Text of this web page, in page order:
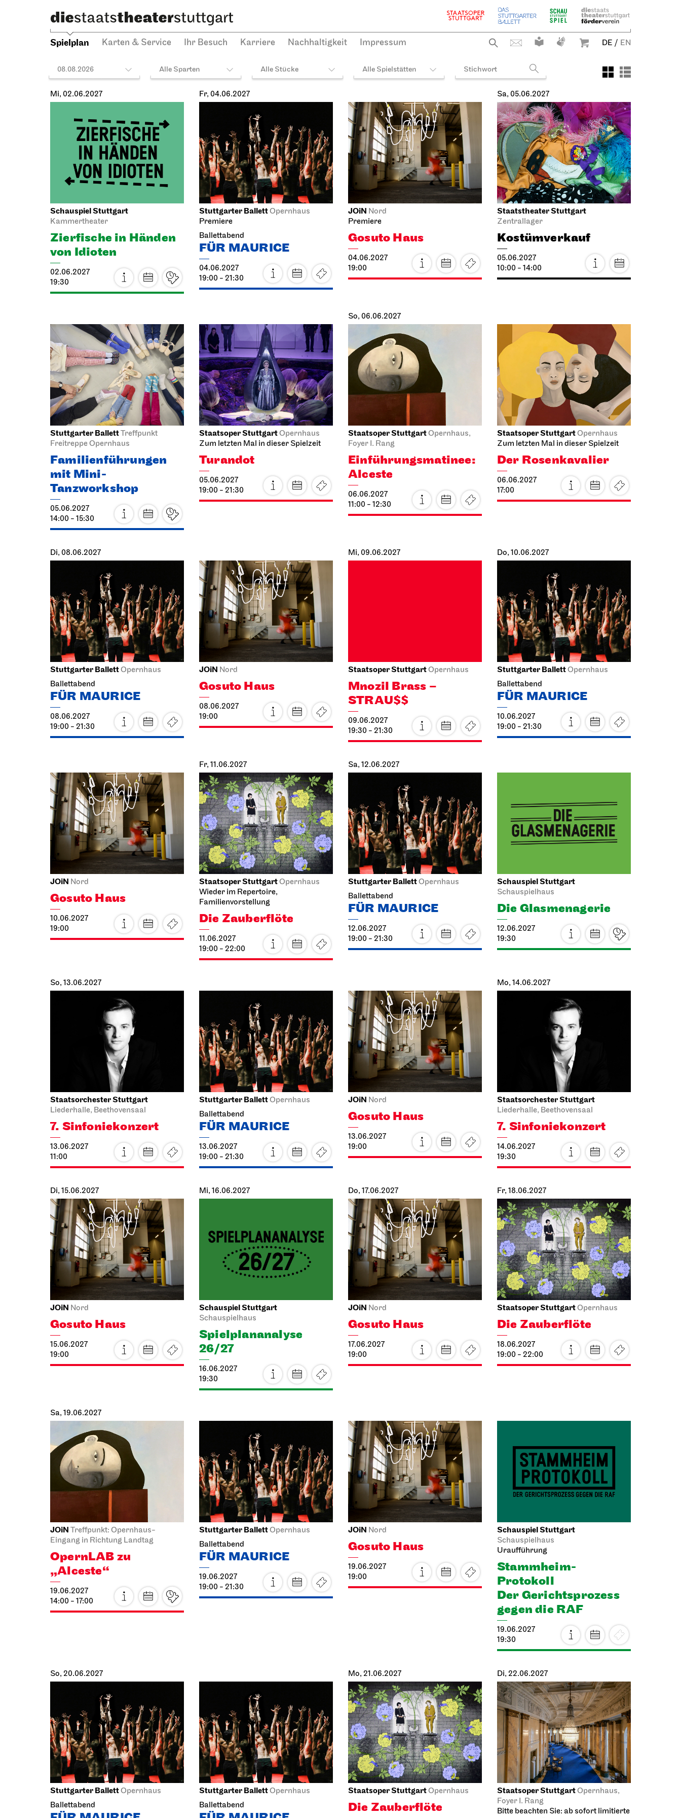
Spielplan Karten & Service Ihr Besuch Karriere Nachhaltigkeit Impressum DE / EN
08.08.2026 Alle Sparten Alle Stücke Alle Spielstätten
Mi, 02.06.2027
Schauspiel Stuttgart
Kammertheater
Zier­fische in Händen
von Idioten
02.06.2027
19:30
Fr, 04.06.2027
Stuttgarter BallettOpernhaus
Premiere
Ballettabend
FÜR MAURICE
04.06.2027
19:00 - 21:30
JOiN Nord
Premiere
Gosuto Haus
04.06.2027
19:00
Sa, 05.06.2027
Staatstheater Stuttgart
Zentrallager
Kostümverkauf
05.06.2027
10:00 - 14:00
Stuttgarter BallettTreffpunkt
Freitreppe Opernhaus
Familienführungen
mit Mini-
Tanzworkshop
05.06.2027
14:00 - 15:30
Staatsoper StuttgartOpernhaus
Zum letzten Mal in dieser Spielzeit
Turandot
05.06.2027
19:00 - 21:30
So, 06.06.2027
Staatsoper StuttgartOpernhaus,
Foyer I. Rang
Einführungs­matinee:
Alceste
06.06.2027
11:00 - 12:30
Staatsoper StuttgartOpernhaus
Zum letzten Mal in dieser Spielzeit
Der Rosen­kavalier
06.06.2027
17:00
Di, 08.06.2027
Stuttgarter BallettOpernhaus
Ballettabend
FÜR MAURICE
08.06.2027
19:00 - 21:30
JOiN Nord
Gosuto Haus
08.06.2027
19:00
Mi, 09.06.2027
Staatsoper StuttgartOpernhaus
Mnozil Brass –
STRAU$$
09.06.2027
19:30 - 21:30
Do, 10.06.2027
Stuttgarter BallettOpernhaus
Ballettabend
FÜR MAURICE
10.06.2027
19:00 - 21:30
JOiN Nord
Gosuto Haus
10.06.2027
19:00
Fr, 11.06.2027
Staatsoper StuttgartOpernhaus
Wieder im Repertoire,
Familienvorstellung
Die Zauberflöte
11.06.2027
19:00 - 22:00
Sa, 12.06.2027
Stuttgarter BallettOpernhaus
Ballettabend
FÜR MAURICE
12.06.2027
19:00 - 21:30
Schauspiel Stuttgart
Schauspielhaus
Die Glas­menagerie
12.06.2027
19:30
So, 13.06.2027
Staatsorchester Stuttgart
Liederhalle, Beethovensaal
7. Sinfonie­konzert
13.06.2027
11:00
Stuttgarter BallettOpernhaus
Ballettabend
FÜR MAURICE
13.06.2027
19:00 - 21:30
JOiN Nord
Gosuto Haus
13.06.2027
19:00
Mo, 14.06.2027
Staatsorchester Stuttgart
Liederhalle, Beethovensaal
7. Sinfonie­konzert
14.06.2027
19:30
Di, 15.06.2027
JOiN Nord
Gosuto Haus
15.06.2027
19:00
Mi, 16.06.2027
Schauspiel Stuttgart
Schauspielhaus
Spiel­plan­analyse
26/27
16.06.2027
19:30
Do, 17.06.2027
JOiN Nord
Gosuto Haus
17.06.2027
19:00
Fr, 18.06.2027
Staatsoper StuttgartOpernhaus
Die Zauberflöte
18.06.2027
19:00 - 22:00
Sa, 19.06.2027
JOiN Treffpunkt: Opernhaus-
Eingang in Richtung Landtag
OpernLAB zu
„Alceste“
19.06.2027
14:00 - 17:00
Stuttgarter BallettOpernhaus
Ballettabend
FÜR MAURICE
19.06.2027
19:00 - 21:30
JOiN Nord
Gosuto Haus
19.06.2027
19:00
Schauspiel Stuttgart
Schauspielhaus
Uraufführung
Stamm­heim-
Protokoll
Der Gerichts­prozess
gegen die RAF
19.06.2027
19:30
So, 20.06.2027
Stuttgarter BallettOpernhaus
Ballettabend
Stuttgarter BallettOpernhaus
Ballettabend
Mo, 21.06.2027
Staatsoper StuttgartOpernhaus
Die Zauberflöte
Di, 22.06.2027
Staatsoper StuttgartOpernhaus,
Foyer I. Rang
Bitte beachten Sie: ab sofort limitierte